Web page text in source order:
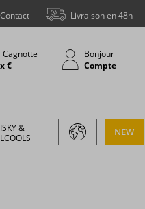
Livraison en 48h
Contact
Cagnotte
€
Bonjour
Compte
&
NEW